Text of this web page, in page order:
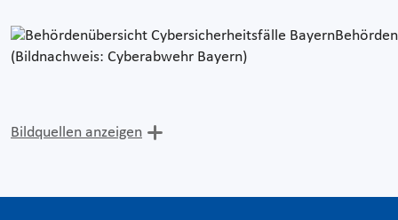
(Bildnachweis: Cyberabwehr Bayern)
Bildquellen anzeigen